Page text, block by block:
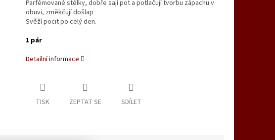
Parfémované stélky, dobře sají pot a potlačují tvorbu zápachu v
obuvi, změkčují došlap
Svěží pocit po celý den.
1 pár
Detailní informace
TISK ZEPTAT SE SDÍLET